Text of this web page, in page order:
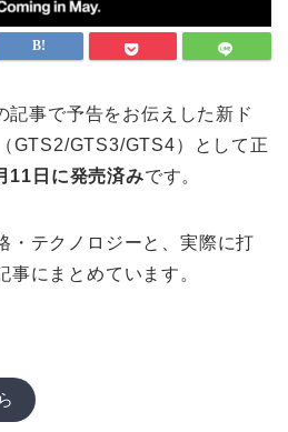
記事で予告をお伝えした新ド
GTS2/GTS3/GTS4）として正
11日に発売済みです。
・テクノロジーと、実際に打
事にまとめています。